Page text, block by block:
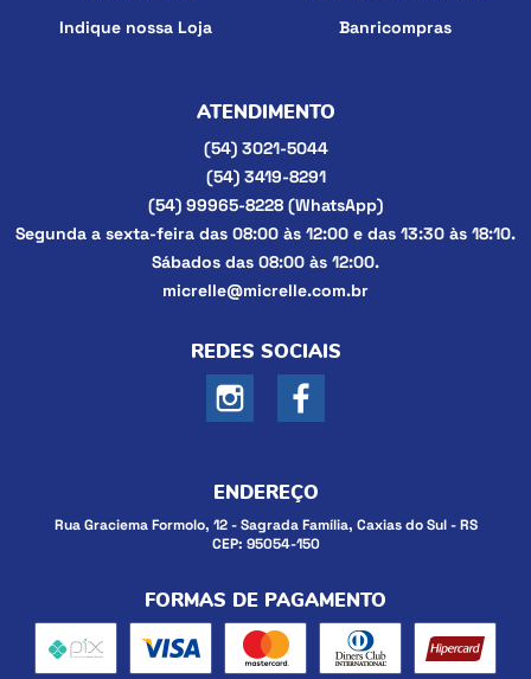
Indique nossa Loja
Banricompras
ATENDIMENTO
(54)3021-5044
(54)3419-8291
(54) 99965-8228 (WhatsApp)
Segunda a sexta-feira das 08:00 às 12:00 e das 13:30 às 18:10.
Sábados das 08:00 às 12:00.
micrelle@micrelle.com.br
REDES SOCIAIS
ENDEREÇO
Rua Graciema Formolo, 12-Sagrada Família, Caxias do Sul-RS
CEP: 95054-150
FORMAS DE PAGAMENTO